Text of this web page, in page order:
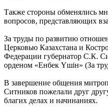
Также стороны обменялись
вопросов, представляющих
За труды по развитию
Церковью Казахстана и
Федерации губернатор С.К.
орденом «Енбек Үшiн» (За
В завершение общения
Ситников пожелали друг
благих делах и начинаниях.